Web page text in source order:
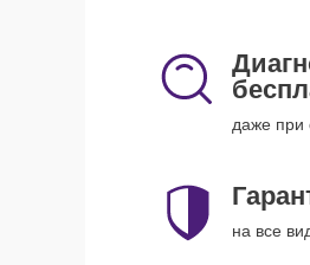
даже при
на все